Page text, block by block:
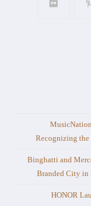
Recognizing
Binghatti and
Branded City in
HONOR